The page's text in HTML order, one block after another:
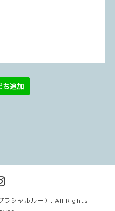
シャルルー） . All Rights